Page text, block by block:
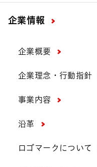
企業情報
企業概要
企業理念・行動指針
事業内容
沿革
ロゴマークについて